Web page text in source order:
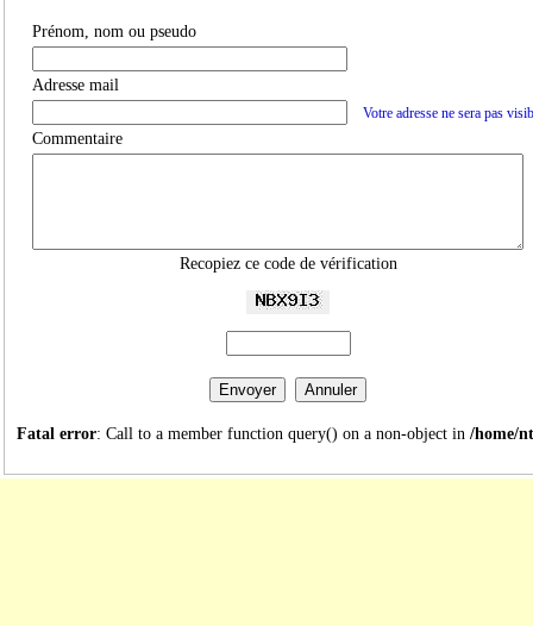
Prénom, nom ou pseudo
Adresse mail
Votre adresse ne sera pas
Commentaire
Recopiez ce code de vérification
Fatal error: Call to a member function query() on a non-object in /home/